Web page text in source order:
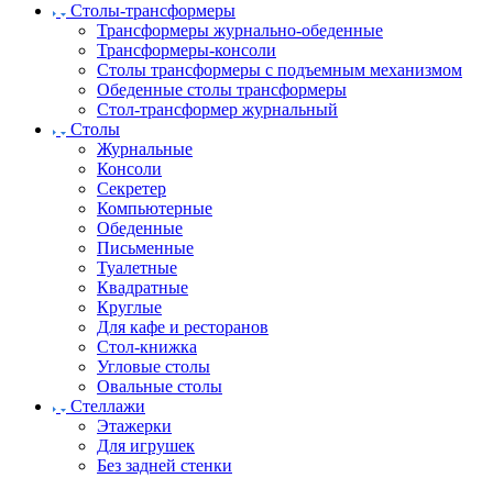
Столы-трансформеры
Трансформеры журнально-обеденные
Трансформеры-консоли
Столы трансформеры с подъемным механизмом
Обеденные столы трансформеры
Стол-трансформер журнальный
Столы
Журнальные
Консоли
Секретер
Компьютерные
Обеденные
Письменные
Туалетные
Квадратные
Круглые
Для кафе и ресторанов
Стол-книжка
Угловые столы
Овальные столы
Стеллажи
Этажерки
Для игрушек
Без задней стенки